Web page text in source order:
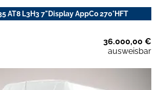
AT8 L3H3 7"Display AppCo 270°HFT
36.000,00 €
ausweisbar